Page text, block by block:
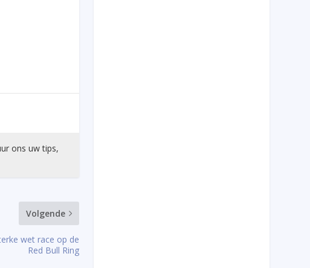
ons uw tips,
Volgende
wet race op de
Red Bull Ring